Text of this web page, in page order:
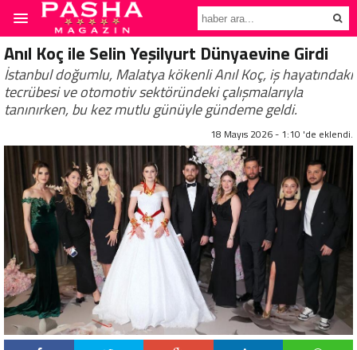
Anıl Koç ile Selin Yeşilyurt Dünyaevine Girdi
İstanbul doğumlu, Malatya kökenli Anıl Koç, iş hayatındaki
tecrübesi ve otomotiv sektöründeki çalışmalarıyla
tanınırken, bu kez mutlu günüyle gündeme geldi.
18 Mayıs 2026 - 1:10 'de eklendi.